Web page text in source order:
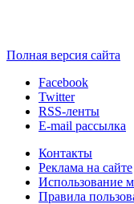
Полная версия сайта
Facebook
Twitter
RSS-ленты
E-mail рассылка
Контакты
Реклама на сайте
Использование
Правила